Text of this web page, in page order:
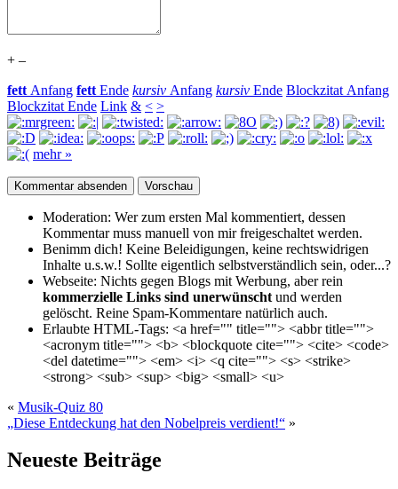
+ –
fett Anfang fett Ende kursiv Anfang kursiv Ende Blockzitat Anfang
Blockzitat Ende Link & < >
mehr »
Moderation: Wer zum ersten Mal kommentiert, dessen
Kommentar muss manuell von mir freigeschaltet werden.
Benimm dich! Keine Beleidigungen, keine rechtswidrigen
Inhalte u.s.w.! Sollte eigentlich selbst­verständlich sein, oder...?
Webseite: Nichts gegen Blogs mit Werbung, aber rein
kommerzielle Links sind unerwünscht und werden
gelöscht. Reine Spam-Kommentare natürlich auch.
Erlaubte HTML-Tags: <a href="" title=""> <abbr title="">
<acronym title=""> <b> <blockquote cite=""> <cite> <code>
<del datetime=""> <em> <i> <q cite=""> <s> <strike>
<strong> <sub> <sup> <big> <small> <u>
« Musik-Quiz 80
„Diese Entdeckung hat den Nobelpreis verdient!“ »
Neueste Beiträge